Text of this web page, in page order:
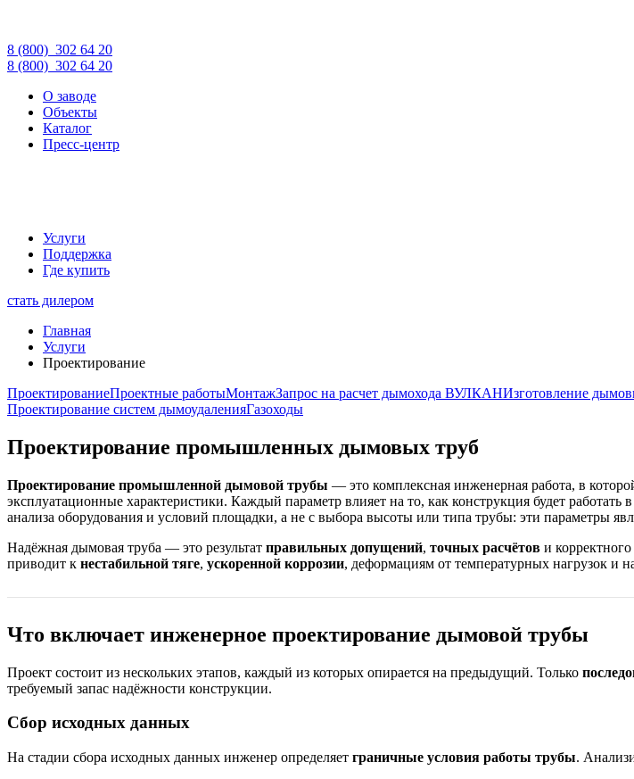
8 (800) 302 64 20
8 (800) 302 64 20
О заводе
Объекты
Каталог
Пресс-центр
Услуги
Поддержка
Где купить
стать дилером
Главная
Услуги
Проектирование
ПроектированиеПроектные работыМонтажЗапрос на расчет дымохода ВУЛКАНИзготовление
Проектирование систем дымоудаленияГазоходы
Проектирование промышленных дымовых труб
Проектирование промышленной дымовой трубы — это комплексная инженерная работа, в
эксплуатационные характеристики. Каждый параметр влияет на то, как конструкция будет
анализа оборудования и условий площадки, а не с выбора высоты или типа трубы: эти параметры
Надёжная дымовая труба — это результат правильных допущений, точных расчётов и
приводит к нестабильной тяге, ускоренной коррозии, деформациям от температурных нагрузок
Что включает инженерное проектирование дымовой трубы
Проект состоит из нескольких этапов, каждый из которых опирается на предыдущий. Только
требуемый запас надёжности конструкции.
Сбор исходных данных
На стадии сбора исходных данных инженер определяет граничные условия работы трубы.